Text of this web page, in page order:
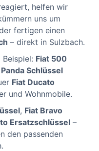
helfen wir
uns um
fertigen einen
– direkt in Sulzbach.
Fiat 500
Schlüssel
Fiat Ducato
und Wohnmobile.
, Fiat Bravo
Ersatzschlüssel –
den passenden